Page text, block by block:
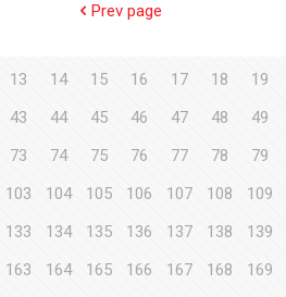
Prev page
13 14 15 16 17 18 19
43 44 45 46 47 48 49
73 74 75 76 77 78 79
103 104 105 106 107 108 109
133 134 135 136 137 138 139
163 164 165 166 167 168 169